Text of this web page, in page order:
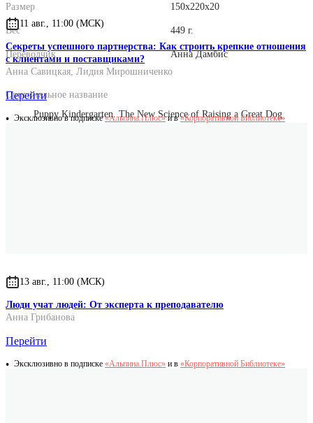
Размер 150x220x20
Вес 449 г.
Переводчик Анна Дамбис
Оригинальное название
Puppy Kindergarten. The New Science of Raising a Great Dog
11 авг., 11:00 (МСК)
Секреты успешного партнерства: Как строить крепкие отношения
с клиентами и поставщиками?
Анна Савицкая, Лидия Мирошниченко
Перейти
Эксклюзивно в подписке«Альпина.Плюс»и в«Корпоративной Библиотеке»
13 авг., 11:00 (МСК)
Люди учат людей: От эксперта к преподавателю
Анна Грибанова
Перейти
Эксклюзивно в подписке «Альпина.Плюс» и в «Корпоративной Библиотеке»